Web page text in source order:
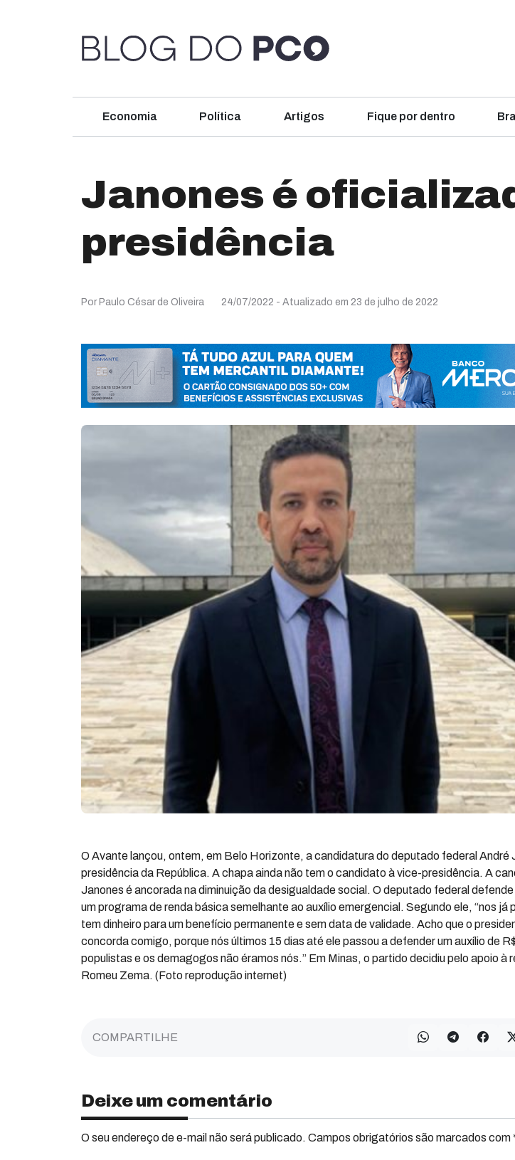
Economia Política Artigos Fique por dentro
Janones é
presidência
Por Paulo César de Oliveira 24/07/2022 - Atualizado em 23 de julho de 2022
O Avante lançou, ontem, em Belo Horizonte, a candidatura do deputado federal André
presidência da República. A chapa ainda não tem o candidato à vice-presidência. A
Janones é ancorada na diminuição da desigualdade social. O deputado federal
um programa de renda básica semelhante ao auxílio emergencial. Segundo ele, “nos já
tem dinheiro para um benefício permanente e sem data de validade. Acho que o
concorda comigo, porque nós últimos 15 dias até ele passou a defender um auxílio de
populistas e os demagogos não éramos nós.” Em Minas, o partido decidiu pelo apoio à
Romeu Zema. (Foto reprodução internet)
COMPARTILHE
Deixe um comentário
O seu endereço de e-mail não será publicado. Campos obrigatórios são marcados com